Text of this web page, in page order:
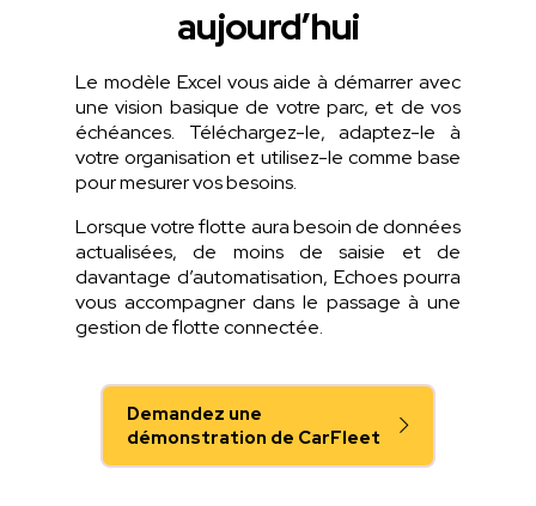
aujourd’hui
Le modèle Excel vous aide à démarrer avec
une vision basique de votre parc, et de vos
échéances. Téléchargez-le, adaptez-le à
votre organisation et utilisez-le comme base
pour mesurer vos besoins.
Lorsque votre flotte aura besoin de données
actualisées, de moins de saisie et de
davantage d’automatisation, Echoes pourra
vous accompagner dans le passage à une
gestion de flotte connectée.
Demandez une
démonstration de CarFleet